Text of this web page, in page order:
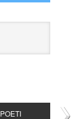
POETI